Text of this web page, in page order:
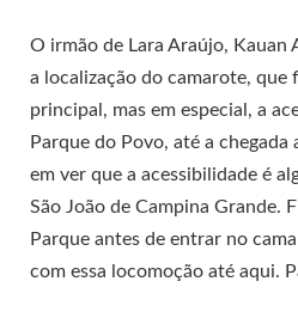
O irmão de Lara Araújo, Kauan
a localização do camarote, que
principal, mas em especial, a
Parque do Povo, até a chegada
em ver que a acessibilidade é
São João de Campina Grande.
Parque antes de entrar no
com essa locomoção até aqui.